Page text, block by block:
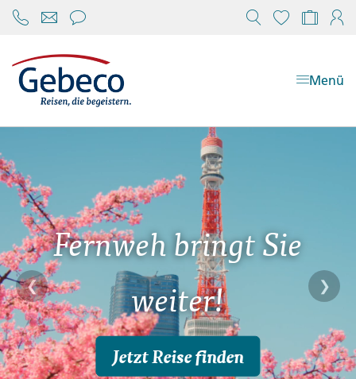
Chat öffnen Mein
Menü
❮ ❯
Fernweh bringt Sie
weiter!
Jetzt Reise finden